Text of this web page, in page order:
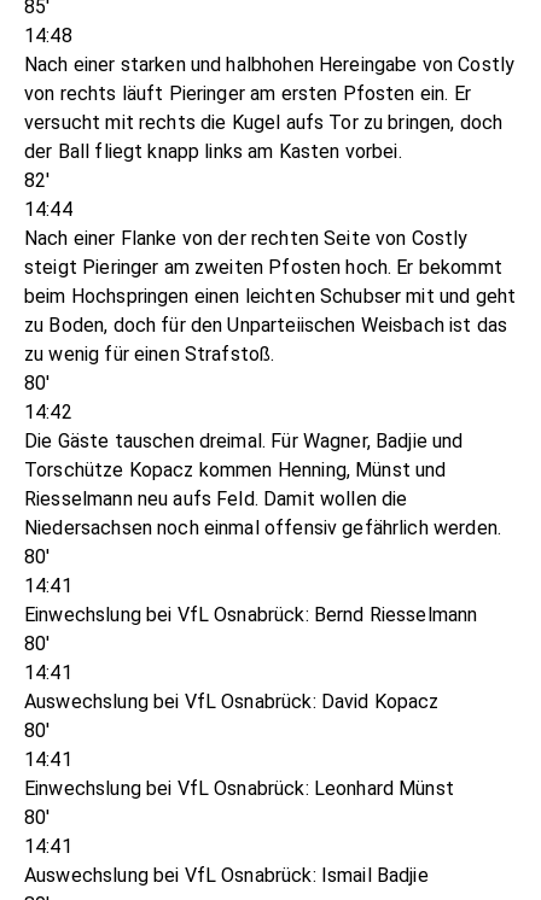
85'
14:48
Nach einer starken und halbhohen Hereingabe von Costly
von rechts läuft Pieringer am ersten Pfosten ein. Er
versucht mit rechts die Kugel aufs Tor zu bringen, doch
der Ball fliegt knapp links am Kasten vorbei.
82'
14:44
Nach einer Flanke von der rechten Seite von Costly
steigt Pieringer am zweiten Pfosten hoch. Er bekommt
beim Hochspringen einen leichten Schubser mit und geht
zu Boden, doch für den Unparteiischen Weisbach ist das
zu wenig für einen Strafstoß.
80'
14:42
Die Gäste tauschen dreimal. Für Wagner, Badjie und
Torschütze Kopacz kommen Henning, Münst und
Riesselmann neu aufs Feld. Damit wollen die
Niedersachsen noch einmal offensiv gefährlich werden.
80'
14:41
Einwechslung bei VfL Osnabrück: Bernd Riesselmann
80'
14:41
Auswechslung bei VfL Osnabrück: David Kopacz
80'
14:41
Einwechslung bei VfL Osnabrück: Leonhard Münst
80'
14:41
Auswechslung bei VfL Osnabrück: Ismail Badjie